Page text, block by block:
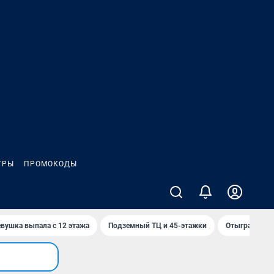
ПРОМОКОДЫ
выпала с 12 этажа Подземный ТЦ и 45-этажки Отыграны